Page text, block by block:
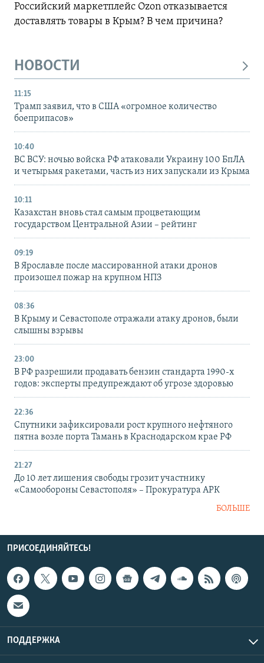
Российский маркетплейс Ozon отказывается
доставлять товары в Крым? В чем причина?
НОВОСТИ
11:15
Трамп заявил, что в США «огромное количество
боеприпасов»
10:40
ВС ВСУ: ночью войска РФ атаковали Украину 100 БпЛА
и четырьмя ракетами, часть из них запускали из Крыма
10:11
Казахстан вновь стал самым процветающим
государством Центральной Азии – рейтинг
09:19
В Ярославле после массированной атаки дронов
произошел пожар на крупном НПЗ
08:36
В Крыму и Севастополе отражали атаку дронов, были
слышны взрывы
23:00
В РФ разрешили продавать бензин стандарта 1990-х
годов: эксперты предупреждают об угрозе здоровью
22:36
Спутники зафиксировали рост крупного нефтяного
пятна возле порта Тамань в Краснодарском крае РФ
21:27
До 10 лет лишения свободы грозит участнику
«Самообороны Севастополя» – Прокуратура АРК
БОЛЬШЕ
ПРИСОЕДИНЯЙТЕСЬ!
ПОДДЕРЖКА